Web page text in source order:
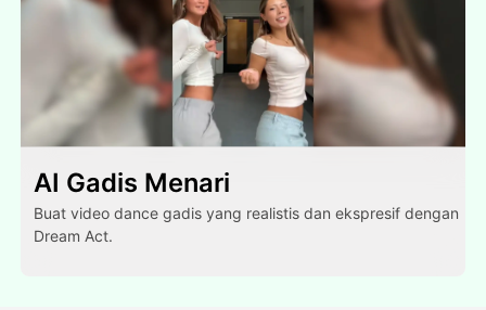
AI Gadis Menari
Buat video dance gadis yang realistis dan ekspresif dengan
Dream Act.